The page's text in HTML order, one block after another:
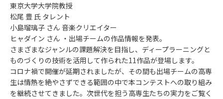
東京大学大学院教授
松尾 豊 氏 タレント
小島瑠璃子 さん 音楽クリエイター
ヒャダイン さん ・出場チームの作品情報を発表。
さまざまなジャンルの課題解決を目指し、ディープラーニングと
ものづくりの技術を活用して作られた11作品が登場します。
コロナ禍で開催が延期されましたが、その間も出場チームの高専
生は情熱を絶やさずできる範囲の中で本コンテストへの取り組み
を継続させてきました。次世代を担う高専生たちの実力をご覧く